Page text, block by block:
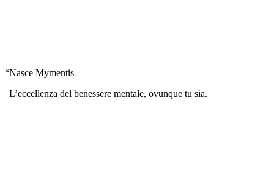
“Nasce Mymentis
L’eccellenza del benessere mentale, ovunque tu sia.